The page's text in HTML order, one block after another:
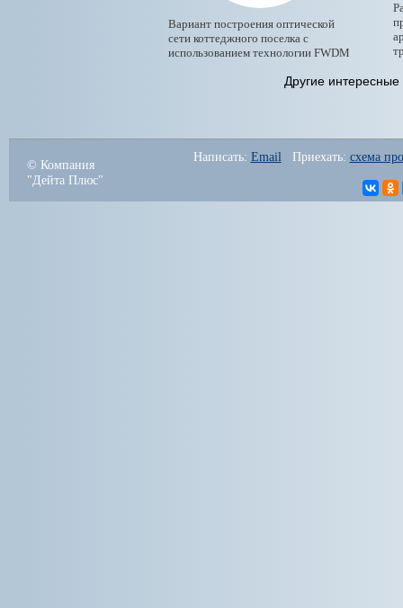
Вариант построения оптической
сети коттеджного поселка с
использованием технологии FWDM
Другие
© Компания
"Дейта Плюс"
Написать: Email
   Приехать:
схема